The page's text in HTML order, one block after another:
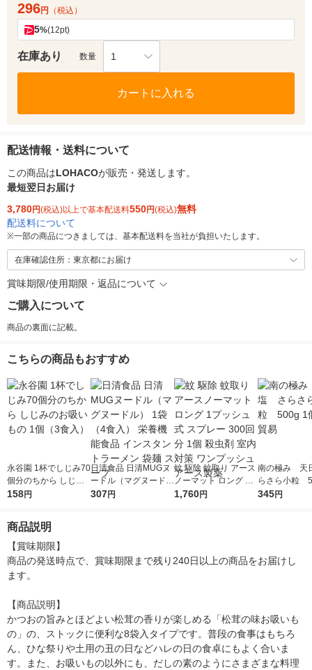
296円 （税込）
5%(12pt)
在庫あり 数量 1
カートに入れる
配送情報・送料について
この商品はLOHACOが販売・発送します。
最短翌日お届け
3,780円(税込)以上で基本配送料550円(税込)無料
配送料について
※一部の商品につきましては、基本配送料を当社が負担いたします。
在庫確認住所：東京都にお届け
賞味期限/使用期限・返品について
ご購入について
商品の裏面に記載。
こちらの商品もおすすめ
永谷園 1杯でしじみ70
個分のちから しじみ
のお吸いもの 1個（3
158円
日清食品 日清MUGヌ
ードル（マグヌード
ル） 1袋（4食入） 栄
307円
蚊 駆除 蚊取り アース
ノーマット ロング 1
プッシュ式 スプレー
1,760円
南の極み 天
らさら小粒
個 日仏貿易
345円
商品説明
【賞味期限】
商品の発送時点で、賞味期限まで残り240日以上の商品をお届けし
ます。
【商品説明】
かつおの旨みとほどよい松茸の香りが楽しめる「松茸の味お吸いも
の」の、ストックに便利な8袋入タイプです。普段の食事はもちろ
ん、ひな祭りや土用の丑の日などハレの日の食卓にもよく合いま
す。また、お吸いもの以外にも、だしの素のようにさまざまな料理